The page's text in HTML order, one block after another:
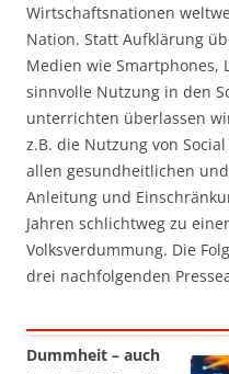
Wirtschaftsnationen
Nation. Statt Aufklärung
Medien wie Smartphones,
sinnvolle Nutzung in den
unterrichten überlassen
z.B. die Nutzung von
allen gesundheitlichen
Anleitung und
Jahren schlichtweg zu
Volksverdummung. Die
drei nachfolgenden
Dummheit – auch